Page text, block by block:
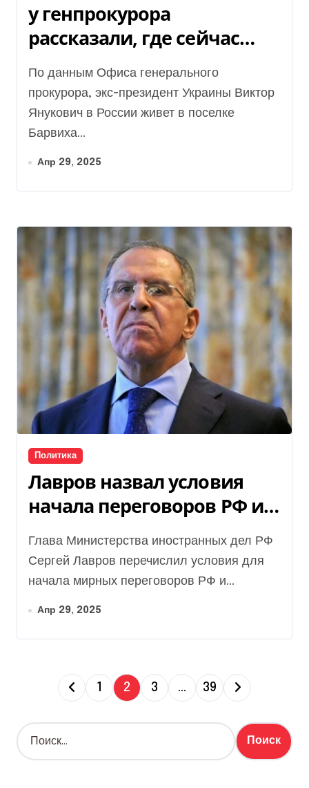
у генпрокурора
рассказали, где сейчас
живет Виктор Янукович
По данным Офиса генерального
прокурора, экс-президент Украины Виктор
Янукович в России живет в поселке
Барвиха...
Апр 29, 2025
Политика
Лавров назвал условия
начала переговоров РФ и
Украины
Глава Министерства иностранных дел РФ
Сергей Лавров перечислил условия для
начала мирных переговоров РФ и...
Апр 29, 2025
П
а
г
1 2 3 … 39
Н
а